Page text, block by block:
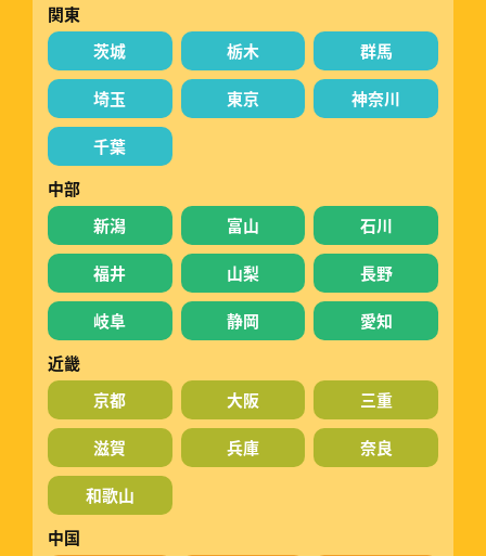
関東
茨城
栃木 群馬
埼玉 東京 神奈川
千葉
中部
新潟
富山 石川
福井 山梨 長野
岐阜 静岡
愛知
近畿
京都
大阪 三重
滋賀 兵庫 奈良
和歌山
中国